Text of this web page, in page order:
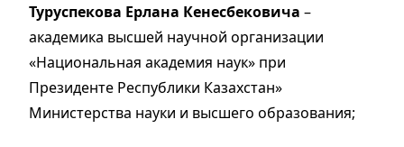
Туруспекова Ерлана Кенесбековича –
академика высшей научной организации
«Национальная академия наук» при
Президенте Республики Казахстан»
Министерства науки и высшего образования;